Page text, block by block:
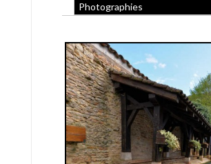
Photographies